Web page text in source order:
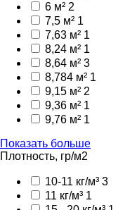
6 м² 2
7,5 м² 1
7,63 м² 1
8,24 м² 1
8,64 м² 3
8,784 м² 1
9,15 м² 2
9,36 м² 1
9,76 м² 1
Показать больше
Плотность, гр/м2
10-11 кг/м³ 3
11 кг/м³ 1